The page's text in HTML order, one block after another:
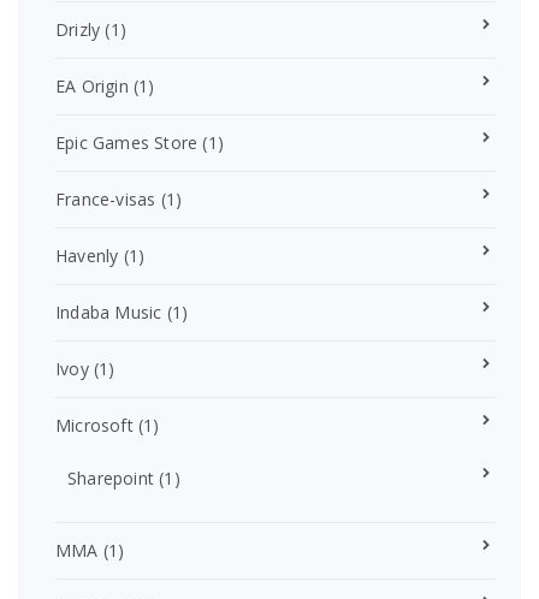
Drizly (1)
EA Origin (1)
Epic Games Store (1)
France-visas (1)
Havenly (1)
Indaba Music (1)
Ivoy(1)
Microsoft(1)
Sharepoint (1)
MMA (1)